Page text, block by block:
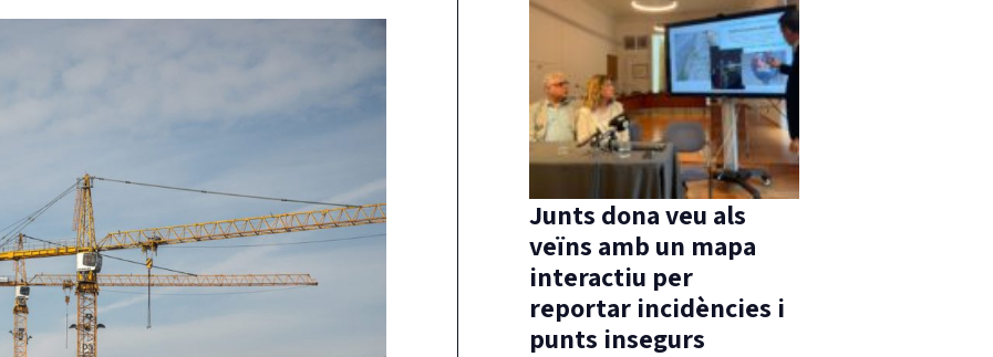
Junts dona veu als
veïns amb un mapa
interactiu per
reportar incidències i
punts insegurs